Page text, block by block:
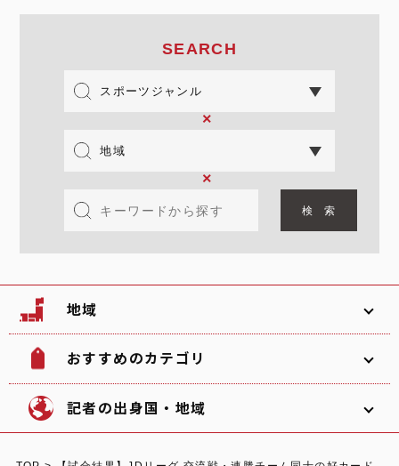
SEARCH
×
×
地域
韓国 北海道
おすすめのカテゴリ
記者の出身国・地域